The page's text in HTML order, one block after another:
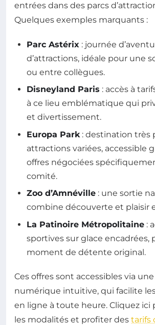
entrées dans des parcs
Quelques exemples marquants :
Parc Astérix : journée
d’attractions, idéale pour une
ou entre collègues.
Disneyland Paris : accès à
à ce lieu emblématique qui
et divertissement.
Europa Park : destination très
attractions variées, accessible
offres négociées
comité.
Zoo d’Amnéville : une sortie
combine découverte et plaisir
La Patinoire Métropolitaine :
sportives sur glace encadrées,
moment de détente original.
Ces offres sont accessibles via
numérique intuitive, qui facilite
en ligne à toute heure. Cliquez ici
les modalités et profiter des tarifs